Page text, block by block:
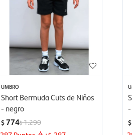
UMBRO
Short Bermuda Cuts de Niños
- negro
$774$1.290 $